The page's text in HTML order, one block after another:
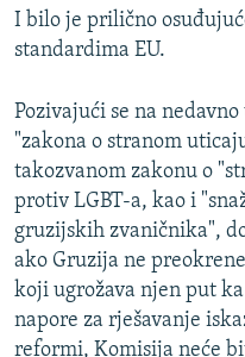
I bilo je prilično
standardima EU.
Pozivajući se na
"zakona o stranom
takozvanom zakonu o
protiv LGBT-a, kao i
gruzijskih zvaničnika",
ako Gruzija ne
koji ugrožava njen put
napore za rješavanje
reformi, Komisija neće